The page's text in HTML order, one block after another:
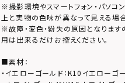
※撮影環境やスマートフォン・パソコ
上と実物の色味が異なって見える場
※故障・変色・紛失の原因となりま
用は出来るだけお控えください。
■素材：
・イエローゴールド：K10イエローゴ